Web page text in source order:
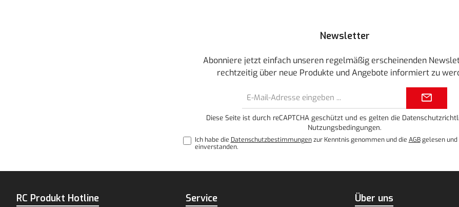
Newsletter
Abonniere jetzt einfach unseren regelmäßig erscheinenden
rechtzeitig über neue Produkte und Angebote informiert zu
Mail-
Diese Seite ist durch reCAPTCHA geschützt und es gelten die
Nutzungsbedingungen.
Ich habe die Datenschutzbestimmungenzur Kenntnis genommen und die AGBgelesen und
einverstanden.
RC Produkt Hotline Service Über uns